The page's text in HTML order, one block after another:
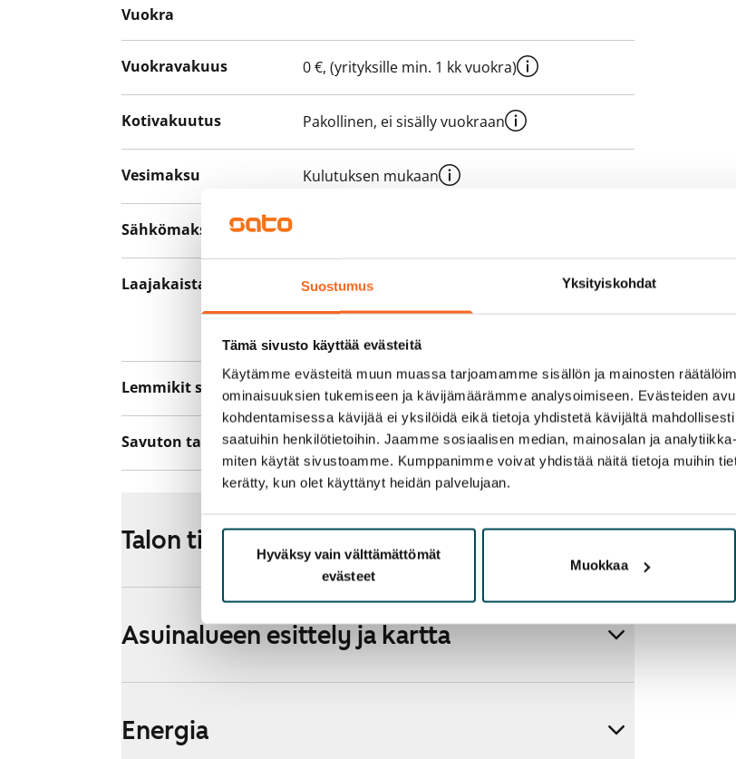
Suostumus Yksityiskohdat
Tämä sivusto käyttää evästeitä
Käytämme evästeitä muun muassa tarjoamamme sisällön ja mainosten
ominaisuuksien tukemiseen ja kävijämäärämme analysoimiseen. Evästeiden
kohdentamisessa kävijää ei yksilöidä eikä tietoja yhdistetä kävijältä
saatuihin henkilötietoihin. Jaamme sosiaalisen median, mainosalan ja
miten käytät sivustoamme. Kumppanimme voivat yhdistää näitä tietoja muihin
kerätty, kun olet käyttänyt heidän palvelujaan.
Hyväksy vain välttämättömät
evästeet
Muokkaa
Vuokra
Vuokravakuus 0 €, (yrityksille min. 1 kk vuokra)
Kotivakuutus Pakollinen, ei sisälly vuokraan
Vesimaksu Kulutuksen mukaan
Sähkömaksu
Laajakaista
Vuokraan sisältyy 50 M laajakaistaliittymä. Voit
hankkia lisänopeutta etuhintaan ottamalla
Lemmikit sallittu Kyllä
Savuton talo Kyllä
Talon tiedot
Asuinalueen esittely ja kartta
Energia